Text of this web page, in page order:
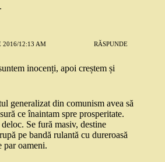
2016/12:13 AM RĂSPUNDE
inocenți, apoi creștem și
generalizat din comunism avea să
ce înaintam spre prosperitate.
Se fură masiv, destine
pe bandă rulantă cu dureroasă
par oameni.